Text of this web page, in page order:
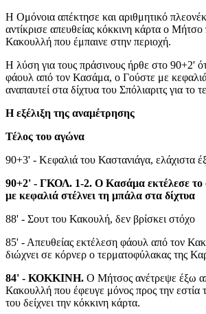
Η Ομόνοια απέκτησε και αριθμητικό
αντίκρισε απευθείας κόκκινη κάρτα ο
Κακουλλή που έμπαινε στην περιοχή.
Η λύση για τους πράσινους ήρθε στο 90+2'
φάουλ από τον Κασάμα, ο Γούστε με κεφαλιά
αναπαυτεί στα δίχτυα του Σπόλιαριτς για το
Η εξέλιξη της αναμέτρησης
Τέλος του αγώνα
90+3' - Κεφαλιά του Καστανιάγα, ελάχιστα
90+2' - ΓΚΟΛ. 1-2. Ο Κασάμα εκτέλεσε το
με κεφαλιά στέλνει τη μπάλα στα δίχτυα
88' - Σουτ του Κακουλή, δεν βρίσκει στόχο
85' - Απευθείας εκτέλεση φάουλ από τον
διώχνει σε κόρνερ ο τερματοφύλακας της
84' - ΚΟΚΚΙΝΗ. Ο Μήτσος ανέτρεψε έξω
Κακουλλή που έφευγε μόνος προς την εστία
του δείχνει την κόκκινη κάρτα.